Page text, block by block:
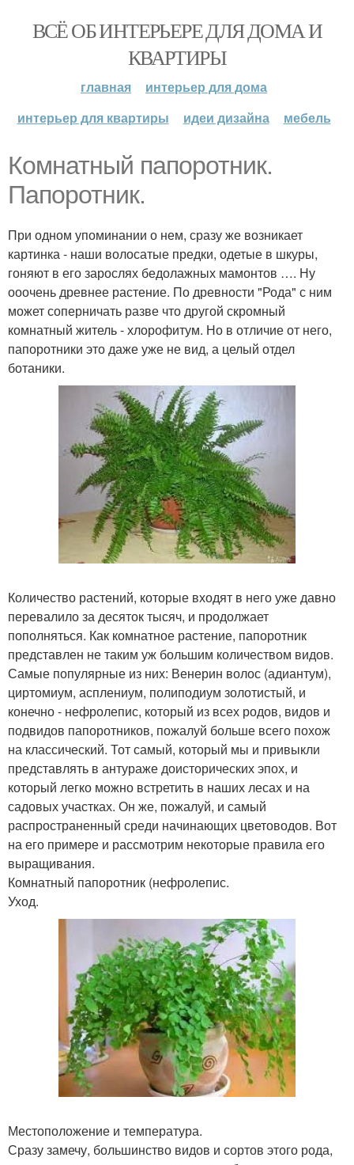
ВСЁ ОБ ИНТЕРЬЕРЕ ДЛЯ ДОМА И
КВАРТИРЫ
главная
интерьер для дома
интерьер для квартиры
идеи дизайна мебель
Комнатный папоротник.
Папоротник.
При одном упоминании о нем, сразу же возникает
картинка - наши волосатые предки, одетые в шкуры,
гоняют в его зарослях бедолажных мамонтов …. Ну
ооочень древнее растение. По древности "Рода" с ним
может соперничать разве что другой скромный
комнатный житель - хлорофитум. Но в отличие от него,
папоротники это даже уже не вид, а целый отдел
ботаники.
Количество растений, которые входят в него уже давно
перевалило за десяток тысяч, и продолжает
пополняться. Как комнатное растение, папоротник
представлен не таким уж большим количеством видов.
Самые популярные из них: Венерин волос (адиантум),
циртомиум, асплениум, полиподиум золотистый, и
конечно - нефролепис, который из всех родов, видов и
подвидов папоротников, пожалуй больше всего похож
на классический. Тот самый, который мы и привыкли
представлять в антураже доисторических эпох, и
который легко можно встретить в наших лесах и на
садовых участках. Он же, пожалуй, и самый
распространенный среди начинающих цветоводов. Вот
на его примере и рассмотрим некоторые правила его
выращивания.
Комнатный папоротник (нефролепис.
Уход.
Местоположение и температура.
Сразу замечу, большинство видов и сортов этого рода,